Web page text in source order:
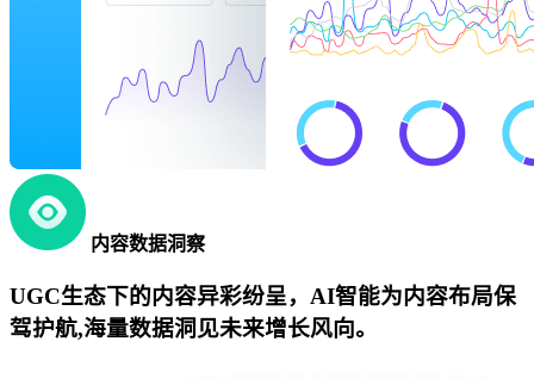
内容数据洞察
UGC生态下的内容异彩纷呈，AI智能为内容布局保
驾护航,海量数据洞见未来增长风向。